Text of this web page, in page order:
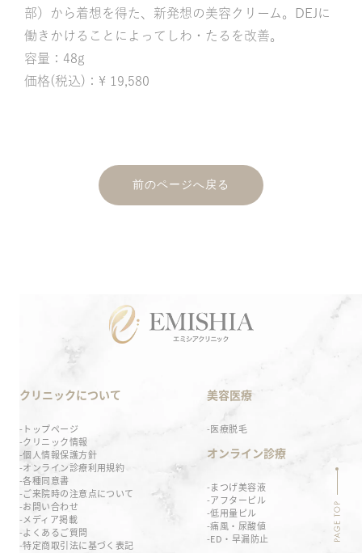
部）から着想を得た、新発想の美容クリーム。DEJに
働きかけることによってしわ・たるを改善。
容量：48g
価格(税込)：¥ 19,580
前のページへ戻る
クリニックについて
トップページ
クリニック情報
個人情報保護方針
オンライン診療利用規約
各種同意書
ご来院時の注意点について
お問い合わせ
メディア掲載
よくあるご質問
特定商取引法に基づく表記
美容医療
医療脱毛
オンライン診療
まつげ美容液
アフターピル
低用量ピル
痛風・尿酸値
ED・早漏防止